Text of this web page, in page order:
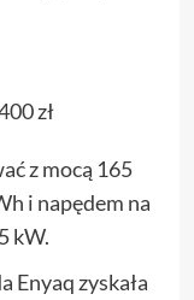
zł
z mocą 165
i napędem na
kW.
Enyaq zyskała